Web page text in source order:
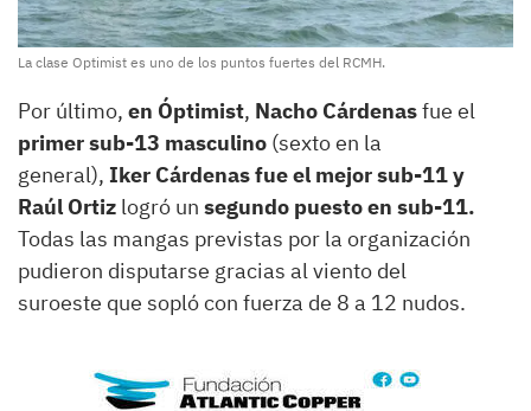
La clase Optimist es uno de los puntos fuertes del RCMH.
Por último, en Óptimist, Nacho Cárdenasfue el
primer sub-13 masculino (sexto en la
general), Iker Cárdenas fue el mejor sub-11 y
Raúl Ortiz logró un segundo puesto en sub-11.
Todas las mangas previstas por la organización
pudieron disputarse gracias al viento del
suroeste que sopló con fuerza de 8 a 12 nudos.